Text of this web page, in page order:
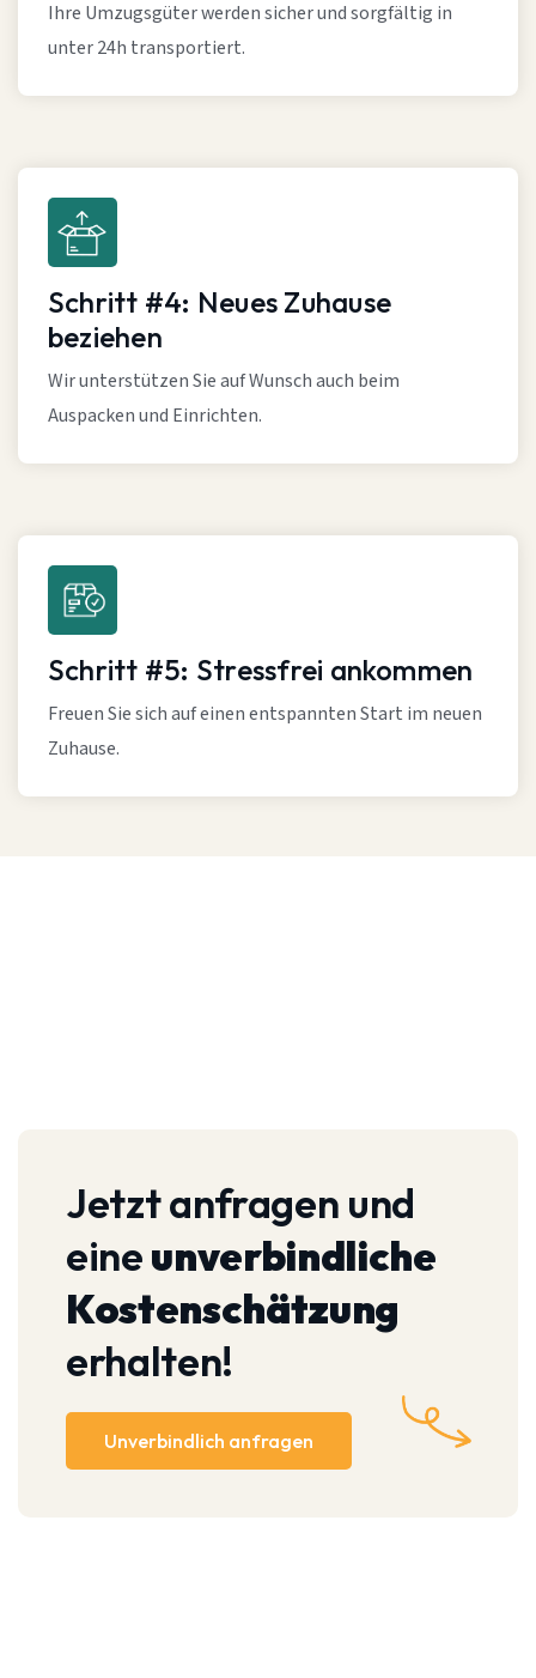
Ihre Umzugsgüter werden sicher und sorgfältig in
unter 24h transportiert.
Schritt #4: Neues Zuhause
beziehen
Wir unterstützen Sie auf Wunsch auch beim
Auspacken und Einrichten.
Schritt #5: Stressfrei ankommen
Freuen Sie sich auf einen entspannten Start im neuen
Zuhause.
Jetzt anfragen und
eineunverbindliche
Kostenschätzung
erhalten!
Unverbindlich anfragen